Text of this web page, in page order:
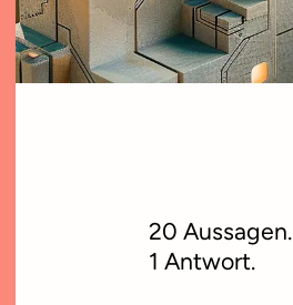
20 Aussagen.
1 Antwort.